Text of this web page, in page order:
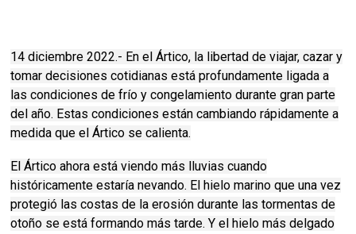
14 diciembre 2022.- En el Ártico, la libertad de viajar, cazar y
tomar decisiones cotidianas está profundamente ligada a
las condiciones de frío y congelamiento durante gran parte
del año. Estas condiciones están cambiando rápidamente a
medida que el Ártico se calienta.
El Ártico ahora está viendo más lluvias cuando
históricamente estaría nevando. El hielo marino que una vez
protegió las costas de la erosión durante las tormentas de
otoño se está formando más tarde.Y el hielo más delgado